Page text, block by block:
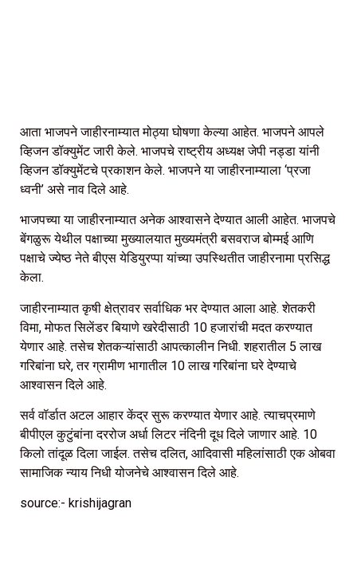
आता भाजपने जाहीरनाम्यात मोठ्या घोषणा केल्या आहेत. भाजपने आपले
व्हिजन डॉक्युमेंट जारी केले. भाजपचे राष्ट्रीय अध्यक्ष जेपी नड्डा यांनी
व्हिजन डॉक्युमेंटचे प्रकाशन केले. भाजपने या जाहीरनाम्याला ‘प्रजा
ध्वनी’ असे नाव दिले आहे.
भाजपच्या या जाहीरनाम्यात अनेक आश्वासने देण्यात आली आहेत. भाजपचे
बेंगळुरू येथील पक्षाच्या मुख्यालयात मुख्यमंत्री बसवराज बोम्मई आणि
पक्षाचे ज्येष्ठ नेते बीएस येडियुरप्पा यांच्या उपस्थितीत जाहीरनामा प्रसिद्ध
केला.
जाहीरनाम्यात कृषी क्षेत्रावर सर्वाधिक भर देण्यात आला आहे. शेतकरी
विमा, मोफत सिलेंडर बियाणे खरेदीसाठी 10 हजारांची मदत करण्यात
येणार आहे. तसेच शेतकऱ्यांसाठी आपत्कालीन निधी. शहरातील 5 लाख
गरिबांना घरे, तर ग्रामीण भागातील 10 लाख गरिबांना घरे देण्याचे
आश्वासन दिले आहे.
सर्व वॉर्डात अटल आहार केंद्र सुरू करण्यात येणार आहे. त्याचप्रमाणे
बीपीएल कुटुंबांना दररोज अर्धा लिटर नंदिनी दूध दिले जाणार आहे. 10
किलो तांदूळ दिला जाईल. तसेच दलित, आदिवासी महिलांसाठी एक ओबवा
सामाजिक न्याय निधी योजनेचे आश्वासन दिले आहे.
source:- krishijagran